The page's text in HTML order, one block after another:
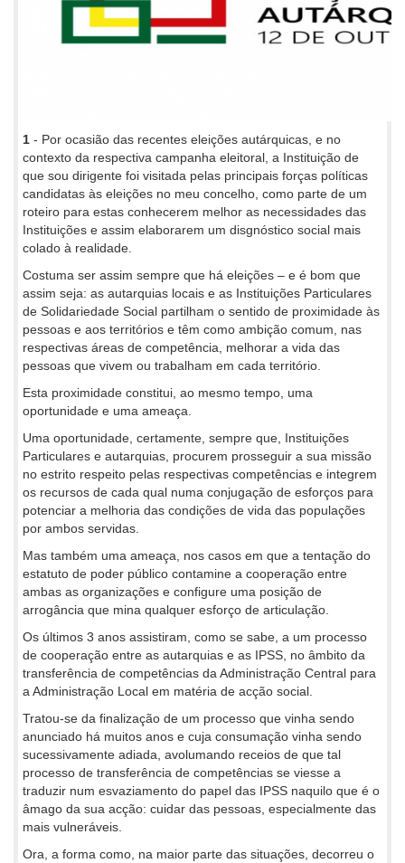
1 - Por ocasião das recentes eleições autárquicas, e no
contexto da respectiva campanha eleitoral, a Instituição de
que sou dirigente foi visitada pelas principais forças políticas
candidatas às eleições no meu concelho, como parte de um
roteiro para estas conhecerem melhor as necessidades das
Instituições e assim elaborarem um disgnóstico social mais
colado à realidade.
Costuma ser assim sempre que há eleições – e é bom que
assim seja: as autarquias locais e as Instituições Particulares
de Solidariedade Social partilham o sentido de proximidade às
pessoas e aos territórios e têm como ambição comum, nas
respectivas áreas de competência, melhorar a vida das
pessoas que vivem ou trabalham em cada território.
Esta proximidade constitui, ao mesmo tempo, uma
oportunidade e uma ameaça.
Uma oportunidade, certamente, sempre que, Instituições
Particulares e autarquias, procurem prosseguir a sua missão
no estrito respeito pelas respectivas competências e integrem
os recursos de cada qual numa conjugação de esforços para
potenciar a melhoria das condições de vida das populações
por ambos servidas.
Mas também uma ameaça, nos casos em que a tentação do
estatuto de poder público contamine a cooperação entre
ambas as organizações e configure uma posição de
arrogância que mina qualquer esforço de articulação.
Os últimos 3 anos assistiram, como se sabe, a um processo
de cooperação entre as autarquias e as IPSS, no âmbito da
transferência de competências da Administração Central para
a Administração Local em matéria de acção social.
Tratou-se da finalização de um processo que vinha sendo
anunciado há muitos anos e cuja consumação vinha sendo
sucessivamente adiada, avolumando receios de que tal
processo de transferência de competências se viesse a
traduzir num esvaziamento do papel das IPSS naquilo que é o
âmago da sua acção: cuidar das pessoas, especialmente das
mais vulneráveis.
Ora, a forma como, na maior parte das situações, decorreu o